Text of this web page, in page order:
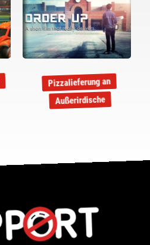
Pizzalieferung an
Außerirdische